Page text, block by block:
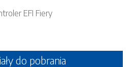
EFI Fiery
do pobrania